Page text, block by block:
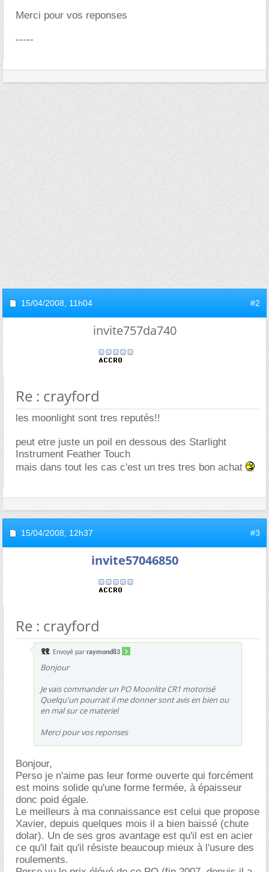
Merci pour vos reponses
-----
15/04/2008, 11h04 #2
invite757da740
Re : crayford
les moonlight sont tres reputés!!
peut etre juste un poil en dessous des Starlight
Instrument Feather Touch
mais dans tout les cas c'est un tres tres bon achat
15/04/2008, 12h37 #3
invite57046850
Re : crayford
Envoyé par raymond83
Bonjour
Je vais commander un PO Moonlite CR1 motorisé
Quelqu'un pourrait il me donner sont avis en bien ou
en mal sur ce materiel
Merci pour vos reponses
Bonjour,
Perso je n'aime pas leur forme ouverte qui forcément
est moins solide qu'une forme fermée, à épaisseur
donc poid égale.
Le meilleurs à ma connaissance est celui que propose
Xavier, depuis quelques mois il a bien baissé (chute
dolar). Un de ses gros avantage est qu'il est en acier
ce qu'il fait qu'il résiste beaucoup mieux à l'usure des
roulements.